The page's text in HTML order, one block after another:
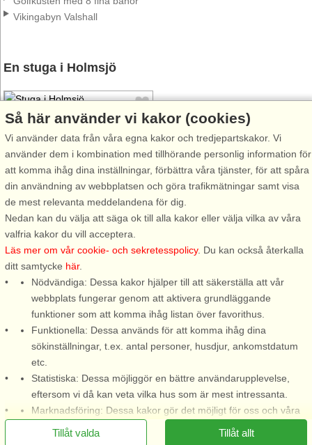
Vikingabyn Valshall
En stuga i Holmsjö
Stugnr: 56984
Holmsjö
4 personer, 65 m²
1,5 km till sjö/hav:.
Här råder stillhet och ro med
ett 10 tal sjöar runt omkring i
skogarna. Närmsta bad och
fiskesjö ligger bara ca 1500 m
bort. Blekingeleden nästan runt
knuten och Holmsjö med
matbutik, pizzeria och annan ...
från 6.144 SEK
Så här använder vi kakor (cookies)
Vi använder data från våra egna kakor och tredjepartskakor. Vi
använder dem i kombination med tillhörande personlig information för
att komma ihåg dina inställningar, förbättra våra tjänster, för att spåra
din användning av webbplatsen och göra trafikmätningar samt visa
de mest relevanta meddelandena för dig.
Nedan kan du välja att säga ok till alla kakor eller välja vilka av våra
valfria kakor du vill acceptera.
Läs mer om vår cookie- och sekretesspolicy. Du kan också återkalla
ditt samtycke här.
Nödvändiga: Dessa kakor hjälper till att säkerställa att vår
webbplats fungerar genom att aktivera grundläggande
funktioner som att komma ihåg listan över favorithus.
Funktionella: Dessa används för att komma ihåg dina
sökinställningar, t.ex. antal personer, husdjur, ankomstdatum
etc.
Statistiska: Dessa möjliggör en bättre användarupplevelse,
eftersom vi då kan veta vilka hus som är mest intressanta.
Marknadsföring: Dessa kakor gör det möjligt för oss och våra
partners att leverera det mest relevanta innehållet till dig.
Tillåt allt
Tillåt valda